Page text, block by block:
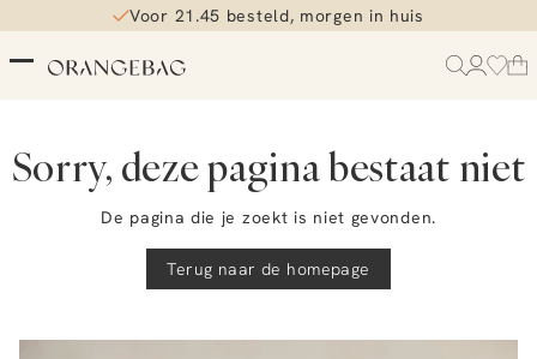
Voor 21.45 besteld, morgen in huis
Sorry, deze pagina bestaat niet
De pagina die je zoekt is niet gevonden.
Terug naar de homepage